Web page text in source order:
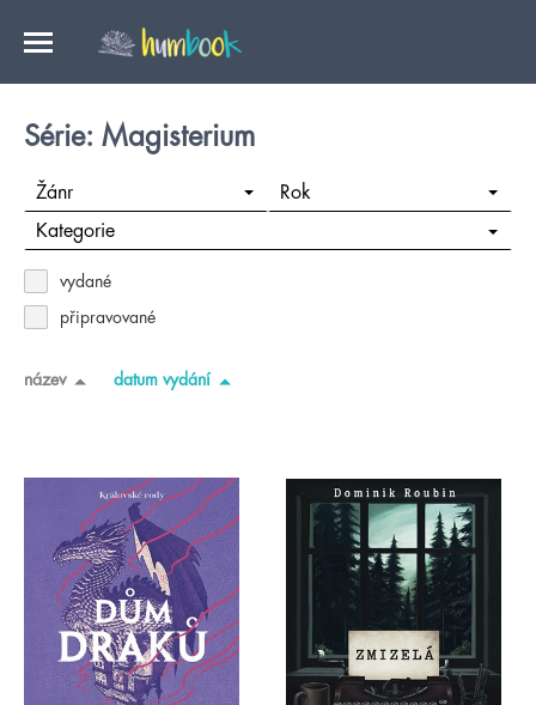
Série: Magisterium
Žánr Rok
Kategorie
vydané
připravované
název datum vydání